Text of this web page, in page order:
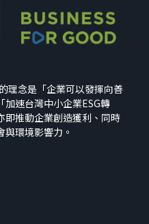
理念是「企業可以發揮向善
加速台灣中小企業ESG轉
即推動企業創造獲利、同時
與環境影響力。